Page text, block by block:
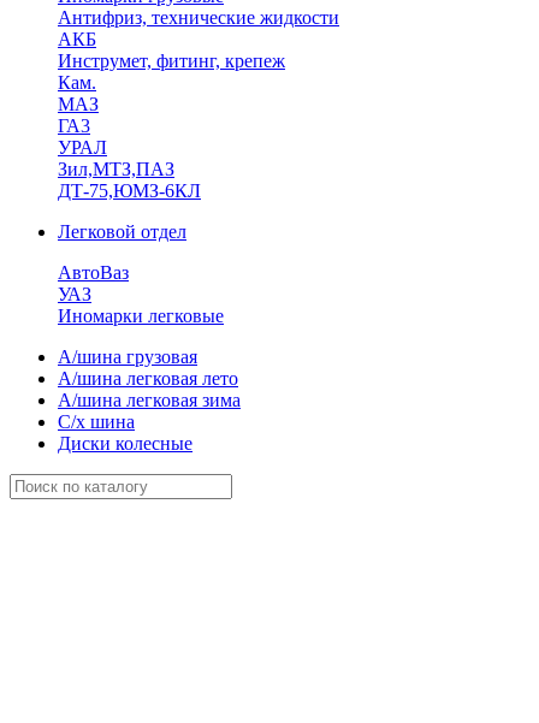
Антифриз, технические жидкости
АКБ
Инструмет, фитинг, крепеж
Кам.
МАЗ
ГА3
УРАЛ
Зил,МТЗ,ПАЗ
ДТ-75,ЮМЗ-6КЛ
Легковой отдел
АвтоВаз
УАЗ
Иномарки легковые
А/шина грузовая
А/шина легковая лето
А/шина легковая зима
С/х шина
Диски колесные